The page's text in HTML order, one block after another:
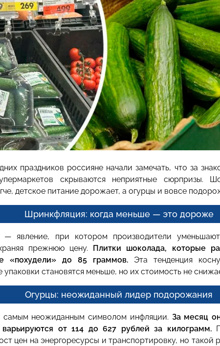
праздников россияне начали замечать, что за
скрываются неприятные сюрпризы.
детское питание дорожает, а огурцы и вовсе
Шринкфляция: когда меньше — это дороже
— явление, при котором производители
прежнюю цену.
Плитки шоколада, которые
«похудели» до 85 граммов.Эта тенденция
упаковки становятся меньше, но их стоимость не
Огурцы: неожиданный лидер подорожания
самым неожиданным символом инфляции. За месяц
от 114 до 627 рублей за килограмм.
цен на энергоресурсы и транспортировку, но такой